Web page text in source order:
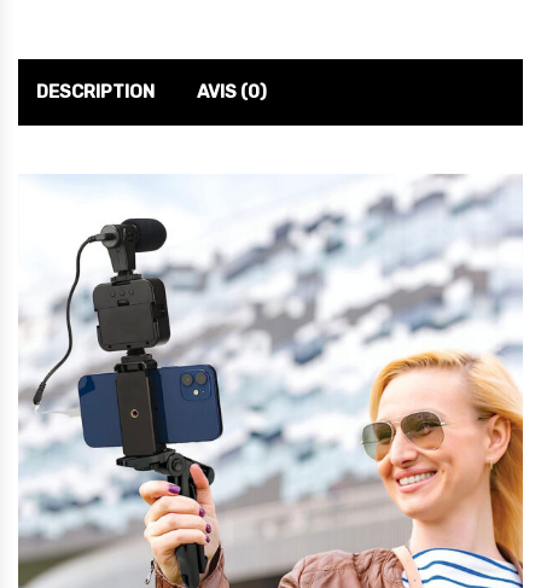
DESCRIPTION AVIS (0)